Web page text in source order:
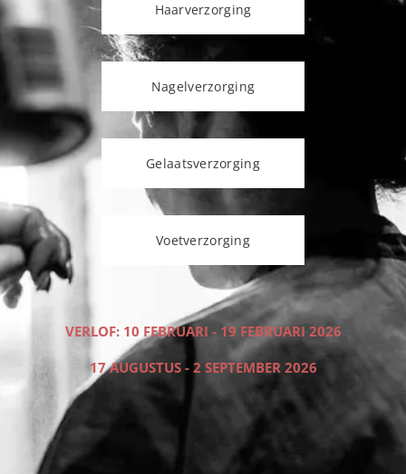
Haarverzorging
Nagelverzorging
Gelaatsverzorging
Voetverzorging
VERLOF: 10 FEBRUARI - 19 FEBRUARI 2026
17 AUGUSTUS - 2 SEPTEMBER 2026